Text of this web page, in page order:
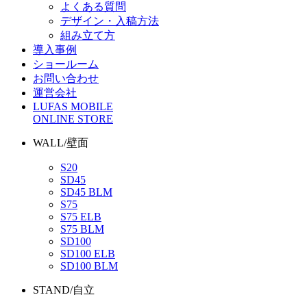
よくある質問
デザイン・入稿方法
組み立て方
導入事例
ショールーム
お問い合わせ
運営会社
LUFAS MOBILE
ONLINE STORE
WALL/壁面
S20
SD45
SD45 BLM
S75
S75 ELB
S75 BLM
SD100
SD100 ELB
SD100 BLM
STAND/自立